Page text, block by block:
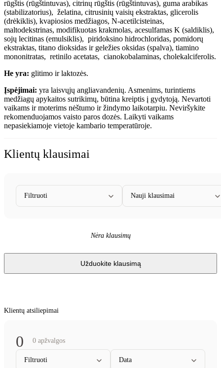
rūgštis (rūgštintuvas), citrinų rūgštis (rūgštintuvas), guma arabikas
(stabilizatorius), želatina, citrusinių vaisių ekstraktas, glicerolis
(drėkiklis), kvapiosios medžiagos, N-acetilcisteinas,
maltodekstrinas, modifikuotas krakmolas, acesulfamas K (saldiklis),
sojų lecitinas (emulsiklis), piridoksino hidrochloridas, pomidorų
ekstraktas, titano dioksidas ir geležies oksidas (spalva), tiamino
mononitratas, retinilo acetatas, cianokobalaminas, cholekalciferolis.
He yra: glitimo ir laktozės.
Įspėjimai: yra laisvųjų angliavandenių. Asmenims, turintiems
medžiagų apykaitos sutrikimų, būtina kreiptis į gydytoją. Nevartoti
vaikams ir moterims nėštumo ir žindymo laikotarpiu. Neviršykite
rekomenduojamos vaisto paros dozės. Laikyti vaikams
nepasiekiamoje vietoje kambario temperatūroje.
Klientų klausimai
Filtruoti Nauji klausimai
Nėra klausimų
Užduokite klausimą
Klientų atsiliepimai
0 0 apžvalgos
Filtruoti Data